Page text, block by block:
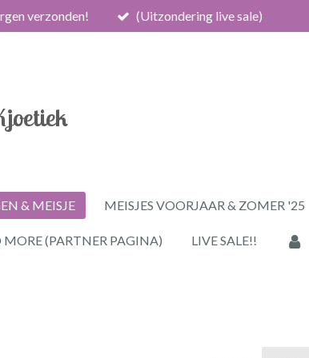
verzonden! (Uitzondering live sale)
& MEISJE MEISJES VOORJAAR & ZOMER '25
MORE (PARTNER PAGINA) LIVE SALE!!